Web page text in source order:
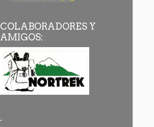
COLABORADORES Y
AMIGOS:
.